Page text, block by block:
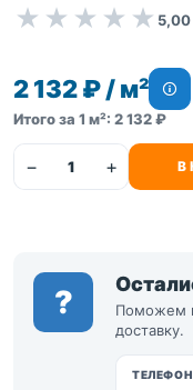
★ ★ ★ ★ ★ 5,00
2 132 ₽ / м²
Итого за 1 м²: 2 132 ₽
− + В
?
Поможем
доставку.
ТЕЛЕФОН